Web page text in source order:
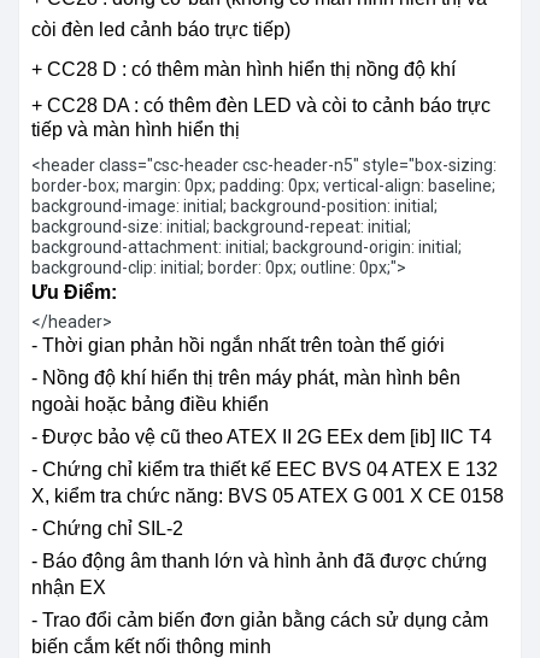
còi đèn led cảnh báo trực tiếp)
+ CC28 D : có thêm màn hình hiển thị nồng độ khí
+ CC28 DA : có thêm đèn LED và còi to cảnh báo trực
tiếp và màn hình hiển thị
<header class="csc-header csc-header-n5" style="box-sizing:
border-box; margin: 0px; padding: 0px; vertical-align: baseline;
background-image: initial; background-position: initial;
background-size: initial; background-repeat: initial;
background-attachment: initial; background-origin: initial;
background-clip: initial; border: 0px; outline: 0px;">
Ưu Điểm:
</header>
- Thời gian phản hồi ngắn nhất trên toàn thế giới
- Nồng độ khí hiển thị trên máy phát, màn hình bên
ngoài hoặc bảng điều khiển
- Được bảo vệ cũ theo ATEX II 2G EEx dem [ib] IIC T4
- Chứng chỉ kiểm tra thiết kế EEC BVS 04 ATEX E 132
X, kiểm tra chức năng: BVS 05 ATEX G 001 X CE 0158
- Chứng chỉ SIL-2
- Báo động âm thanh lớn và hình ảnh đã được chứng
nhận EX
- Trao đổi cảm biến đơn giản bằng cách sử dụng cảm
biến cắm kết nối thông minh